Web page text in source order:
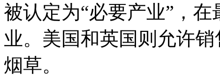
被认定为“必要产业”，
业。美国和英国则允许
烟草。